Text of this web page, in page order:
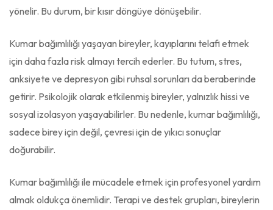
yönelir. Bu durum, bir kısır döngüye dönüşebilir.
Kumar bağımlılığı yaşayan bireyler, kayıplarını telafi etmek
için daha fazla risk almayı tercih ederler. Bu tutum, stres,
anksiyete ve depresyon gibi ruhsal sorunları da beraberinde
getirir. Psikolojik olarak etkilenmiş bireyler, yalnızlık hissi ve
sosyal izolasyon yaşayabilirler. Bu nedenle, kumar bağımlılığı,
sadece birey için değil, çevresi için de yıkıcı sonuçlar
doğurabilir.
Kumar bağımlılığı ile mücadele etmek için profesyonel yardım
almak oldukça önemlidir. Terapi ve destek grupları, bireylerin